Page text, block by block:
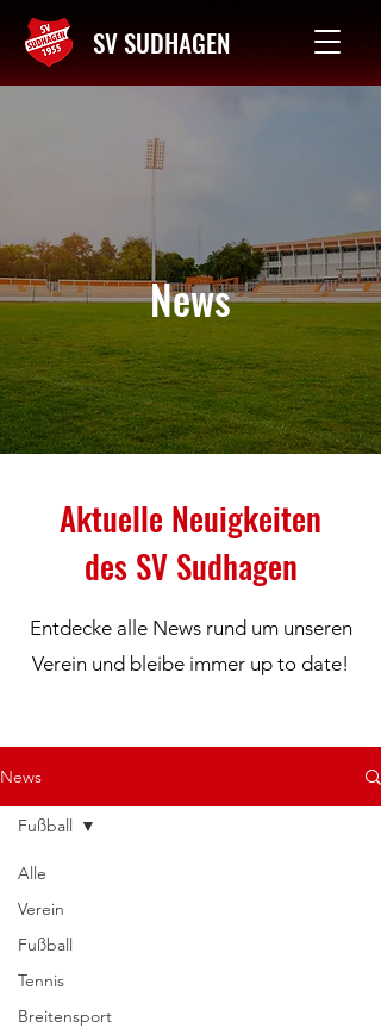
SV SUDHAGEN
News
Aktuelle Neuigkeiten
des SV Sudhagen
Entdecke alle News rund um unseren
Verein und bleibe immer up to date!
News
Alle
Verein
Fußball
Tennis
Breitensport
Fußball